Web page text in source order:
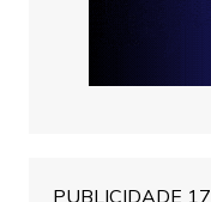
PUBLICIDADE 17